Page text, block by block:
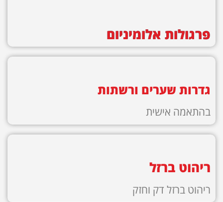
פרגולות אלומיניום
גדרות שערים ורשתות
בהתאמה אישית
ריהוט ברזל
ריהוט ברזל דק וחזק